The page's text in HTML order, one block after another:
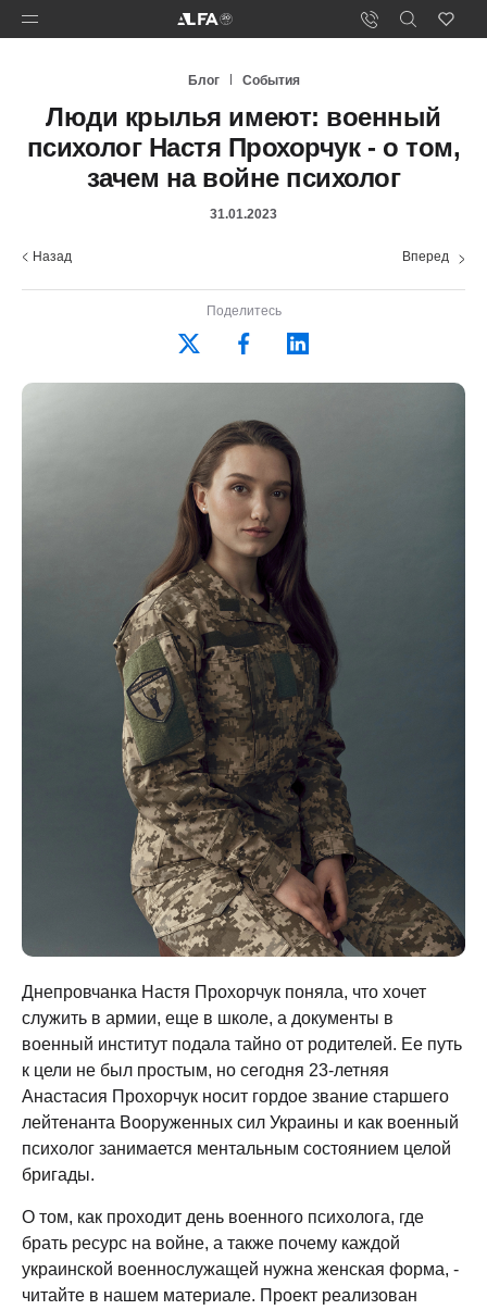
Блог События
Люди крылья имеют: военный
психолог Настя Прохорчук - о том,
зачем на войне психолог
31.01.2023
Назад Вперед
Поделитесь
Днепровчанка Настя Прохорчук поняла, что хочет
служить в армии, еще в школе, а документы в
военный институт подала тайно от родителей. Ее путь
к цели не был простым, но сегодня 23-летняя
Анастасия Прохорчук носит гордое звание старшего
лейтенанта Вооруженных сил Украины и как военный
психолог занимается ментальным состоянием целой
бригады.
О том, как проходит день военного психолога, где
брать ресурс на войне, а также почему каждой
украинской военнослужащей нужна женская форма, -
читайте в нашем материале. Проект реализован